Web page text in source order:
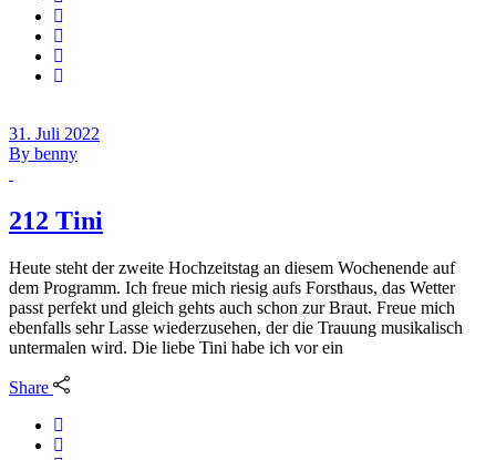
31. Juli 2022
By benny
212 Tini
Heute steht der zweite Hochzeitstag an diesem Wochenende auf
dem Programm. Ich freue mich riesig aufs Forsthaus, das Wetter
passt perfekt und gleich gehts auch schon zur Braut. Freue mich
ebenfalls sehr Lasse wiederzusehen, der die Trauung musikalisch
untermalen wird. Die liebe Tini habe ich vor ein
Share